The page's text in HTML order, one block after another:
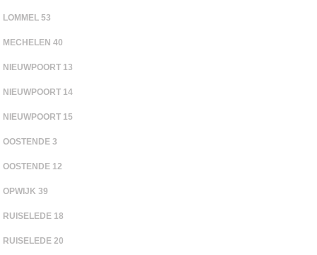
LOMMEL 53
MECHELEN 40
NIEUWPOORT 13
NIEUWPOORT 14
NIEUWPOORT 15
OOSTENDE 3
OOSTENDE 12
OPWIJK 39
RUISELEDE 18
RUISELEDE 20